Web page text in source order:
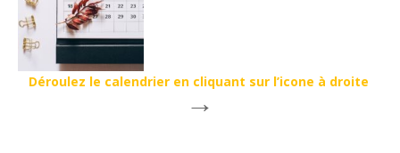
Déroulez le calendrier en cliquant sur l’icone à droite
→